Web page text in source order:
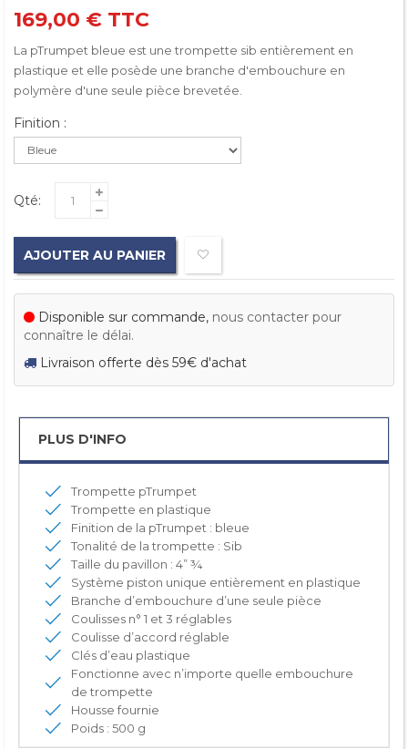
169,00 € TTC
La pTrumpet bleue est une trompette sib entièrement en
plastique et elle posède une branche d'embouchure en
polymère d'une seule pièce brevetée.
Finition :
Qté:
AJOUTER AU PANIER
Disponible sur commande, nous contacter pour
connaître le délai.
Livraison offerte dès 59€ d'achat
PLUS D'INFO
Trompette pTrumpet
Trompette en plastique
Finition de la pTrumpet : bleue
Tonalité de la trompette : Sib
Taille du pavillon : 4” ¾
Système piston unique entièrement en plastique
Branche d’embouchure d’une seule pièce
Coulisses n° 1 et 3 réglables
Coulisse d’accord réglable
Clés d’eau plastique
Fonctionne avec n’importe quelle embouchure
de trompette
Housse fournie
Poids : 500 g